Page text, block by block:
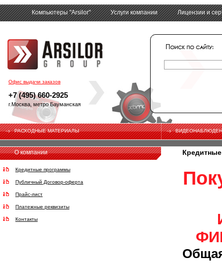
Офис выдачи заказов
+7 (495) 660-2925
г.Москва, метро Бауманская
Компьютеры "Arsilor" Услуги компании Лицензии и
РАСХОДНЫЕ МАТЕРИАЛЫ
О компании
Кредитные программы
Публичный Договор-оферта
Прайс-лист
Платежные реквизиты
Контакты